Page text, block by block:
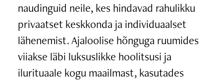
naudinguid neile, kes hindavad rahulikku
privaatset keskkonda ja individuaalset
lähenemist. Ajaloolise hõnguga ruumides
viiakse läbi luksuslikke hoolitsusi ja
ilurituaale kogu maailmast, kasutades